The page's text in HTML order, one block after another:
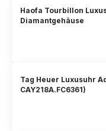
Haofa Tourbillon
Diamantgehäuse
Tag Heuer Luxusuhr
CAY218A.FC6361)